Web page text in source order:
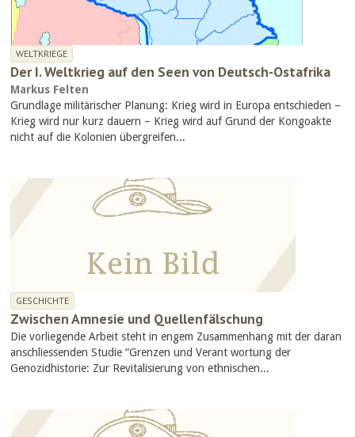
WELTKRIEGE
Der I. Weltkrieg auf den Seen von Deutsch-Ostafrika
Markus Felten
Grundlage militärischer Planung: Krieg wird in Europa entschieden –
Krieg wird nur kurz dauern – Krieg wird auf Grund der Kongoakte
nicht auf die Kolonien übergreifen...
GESCHICHTE
Zwischen Amnesie und Quellenfälschung
Die vorliegende Arbeit steht in engem Zusammenhang mit der daran
anschliessenden Studie “Grenzen und Verant wortung der
Genozidhistorie: Zur Revitalisierung von ethnischen...